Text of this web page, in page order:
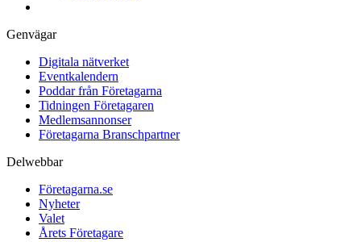
Genvägar
Digitala nätverket
Eventkalendern
Poddar från Företagarna
Tidningen Företagaren
Medlemsannonser
Företagarna Branschpartner
Delwebbar
Företagarna.se
Nyheter
Valet
Årets Företagare